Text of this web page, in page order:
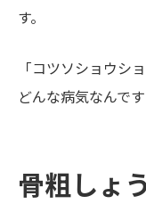
す。
「コツソショウシ
どんな病気なんです
骨粗しょ